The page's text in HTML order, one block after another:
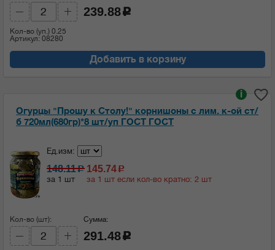
Кол-во (уп.) 0.25
Артикул: 08280
239.88 c
Добавить в корзину
Огурцы "Прошу к Столу!" корнишоны с лим. к-ой ст/
б 720мл(680гр)*8 шт/уп ГОСТ ГОСТ
i
Ед.изм:
148.11c
за 1 шт
145.74c
за 1 шт если кол-во кратно: 2 шт
Кол-во (шт): Сумма:
291.48 c